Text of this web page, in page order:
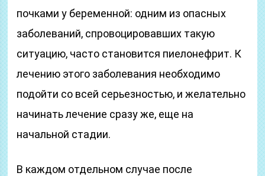
почками у беременной: одним из опасных
заболеваний, спровоцировавших такую
ситуацию, часто становится пиелонефрит. К
лечению этого заболевания необходимо
подойти со всей серьезностью, и желательно
начинать лечение сразу же, еще на
начальной стадии.
В каждом отдельном случае после